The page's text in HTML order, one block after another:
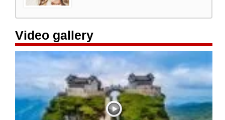
Video gallery